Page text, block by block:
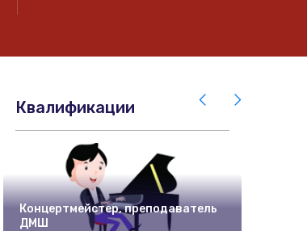
Квалификации
Концертмейстер, преподаватель
ДМШ